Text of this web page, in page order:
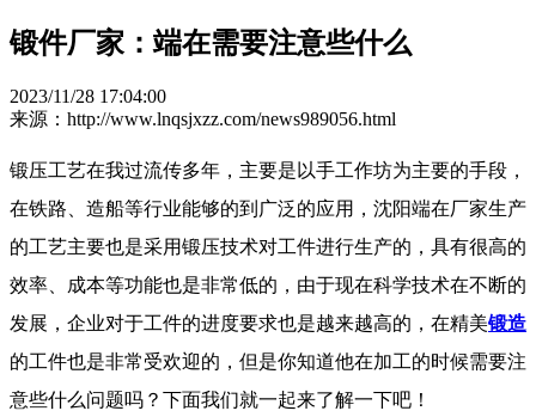
锻件厂家：端在需要注意些什么
2023/11/28 17:04:00
来源：http://www.lnqsjxzz.com/news989056.html
锻压工艺在我过流传多年，主要是以手工作坊为主要的手段，
在铁路、造船等行业能够的到广泛的应用，沈阳端在厂家生产
的工艺主要也是采用锻压技术对工件进行生产的，具有很高的
效率、成本等功能也是非常低的，由于现在科学技术在不断的
发展，企业对于工件的进度要求也是越来越高的，在精美锻造
的工件也是非常受欢迎的，但是你知道他在加工的时候需要注
意些什么问题吗？下面我们就一起来了解一下吧！